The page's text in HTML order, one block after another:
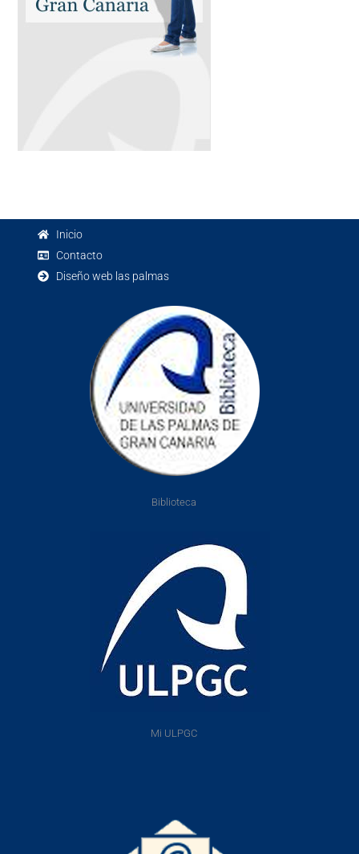
Inicio
Contacto
Diseño web las palmas
Biblioteca
Mi ULPGC